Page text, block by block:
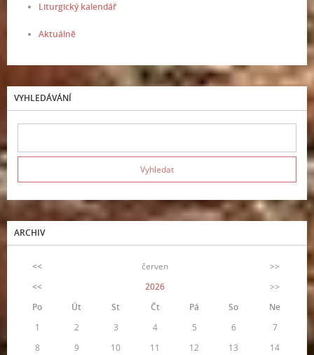
Liturgický kalendář
Aktuálně
VYHLEDÁVÁNÍ
ARCHIV
<< červen
>>
<<
2026
>>
Po
Út St Čt Pá So
Ne
1
2 3 4 5 6
7
8
9 10 11 12 13
14